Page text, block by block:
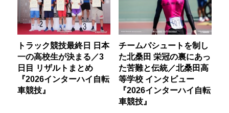
トラック競技最終日 日本
一の高校生が決まる／3
日目 リザルトまとめ
『2026インターハイ自転
車競技』
チームパシュートを制し
た北桑田 栄冠の裏にあっ
た苦難と伝統／北桑田高
等学校 インタビュー
『2026インターハイ自転
車競技』